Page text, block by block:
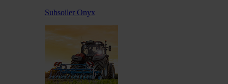
Subsoiler Onyx